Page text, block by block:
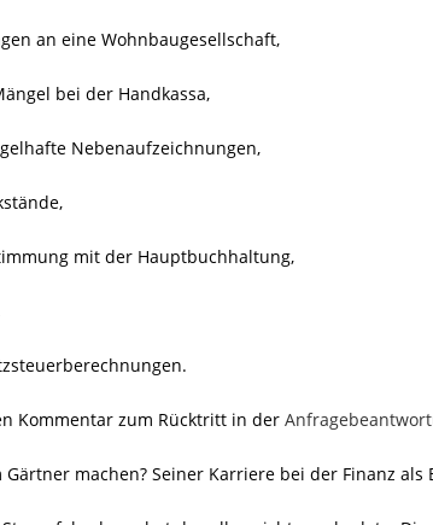
an eine Wohnbaugesellschaft,
bei der Handkassa,
Nebenaufzeichnungen,
mit der Hauptbuchhaltung,
Kommentar zum Rücktritt in der
Gärtner machen? Seiner Karriere bei der Finanz